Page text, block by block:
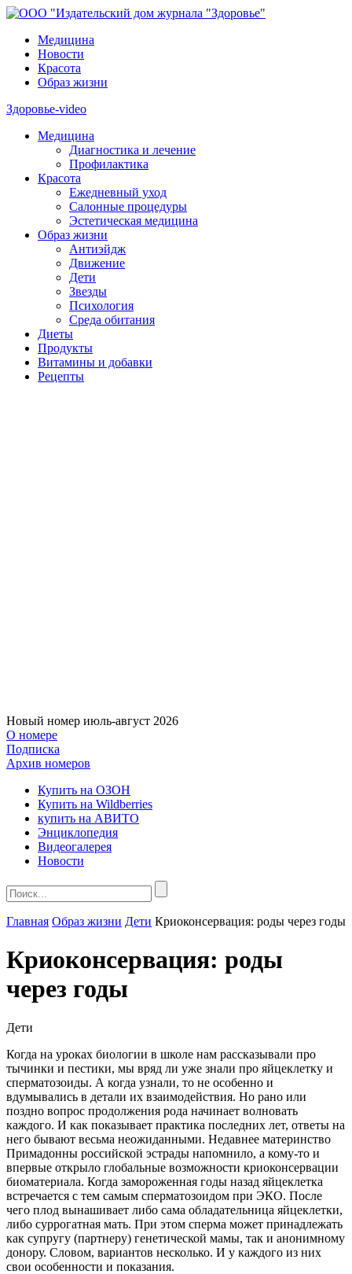
Медицина
Новости
Красота
Образ жизни
Здоровье-video
Медицина
Диагностика и лечение
Профилактика
Красота
Ежедневный уход
Салонные процедуры
Эстетическая медицина
Образ жизни
Антиэйдж
Движение
Дети
Звезды
Психология
Среда обитания
Диеты
Продукты
Витамины и добавки
Рецепты
Новый номер июль-август 2026
О номере
Подписка
Архив номеров
Купить на ОЗОН
Купить на Wildberries
купить на АВИТО
Энциклопедия
Видеогалерея
Новости
Главная Образ жизни Дети Криоконсервация: роды через годы
Криоконсервация: роды
через годы
Дети
Когда на уроках биологии в школе нам рассказывали про
тычинки и пестики, мы вряд ли уже знали про яйцеклетку и
сперматозоиды. А когда узнали, то не особенно и
вдумывались в детали их взаимодействия. Но рано или
поздно вопрос продолжения рода начинает волновать
каждого. И как показывает практика последних лет, ответы на
него бывают весьма неожиданными. Недавнее материнство
Примадонны российской эстрады напомнило, а кому-то и
впервые открыло глобальные возможности криоконсервации
биоматериала. Когда замороженная годы назад яйцеклетка
встречается с тем самым сперматозоидом при ЭКО. После
чего плод вынашивает либо сама обладательница яйцеклетки,
либо суррогатная мать. При этом сперма может принадлежать
как супругу (партнеру) генетической мамы, так и анонимному
донору. Словом, вариантов несколько. И у каждого из них
свои особенности и показания.